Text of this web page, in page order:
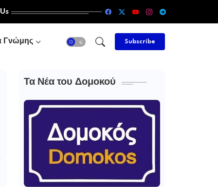
Γνώμης Subscribe
Τα Νέα του Δομοκού